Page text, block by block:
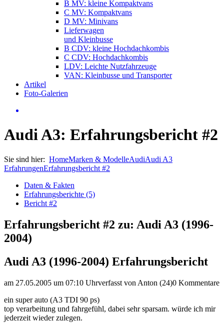
B MV: kleine Kompaktvans
C MV: Kompaktvans
D MV: Minivans
Lieferwagen
und Kleinbusse
B CDV: kleine Hochdachkombis
C CDV: Hochdachkombis
LDV: Leichte Nutzfahrzeuge
VAN: Kleinbusse und Transporter
Artikel
Foto-Galerien
Audi A3: Erfahrungsbericht #2
Sie sind hier: HomeMarken & ModelleAudiAudi A3
ErfahrungenErfahrungsbericht #2
Daten & Fakten
Erfahrungsberichte (5)
Bericht #2
Erfahrungsbericht #2 zu: Audi A3 (1996-
2004)
Audi A3 (1996-2004) Erfahrungsbericht
am 27.05.2005 um 07:10 Uhrverfasst von Anton (24)0 Kommentare
ein super auto (A3 TDI 90 ps)
top verarbeitung und fahrgefühl, dabei sehr sparsam. würde ich mir
jederzeit wieder zulegen.